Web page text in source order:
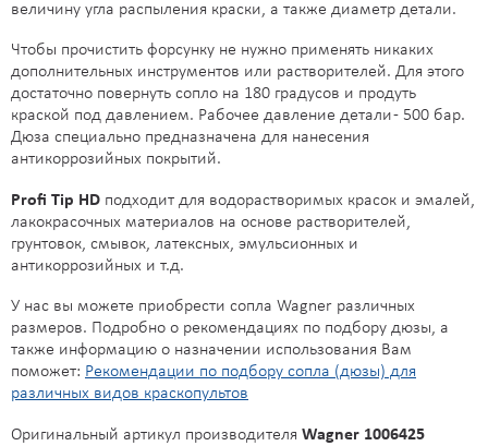
величину угла распыления краски, а также диаметр детали.
Чтобы прочистить форсунку не нужно применять никаких
дополнительных инструментов или растворителей. Для этого
достаточно повернуть сопло на 180 градусов и продуть
краской под давлением. Рабочее давление детали - 500 бар.
Дюза специально предназначена для нанесения
антикоррозийных покрытий.
Profi Tip HD подходит для водорастворимых красок и эмалей,
лакокрасочных материалов на основе растворителей,
грунтовок, смывок, латексных, эмульсионных и
антикоррозийных и т.д.
У нас вы можете приобрести сопла Wagner различных
размеров. Подробно о рекомендациях по подбору дюзы, а
также информацию о назначении использования Вам
поможет: Рекомендации по подбору сопла (дюзы) для
различных видов краскопультов
Оригинальный артикул производителя Wagner 1006425